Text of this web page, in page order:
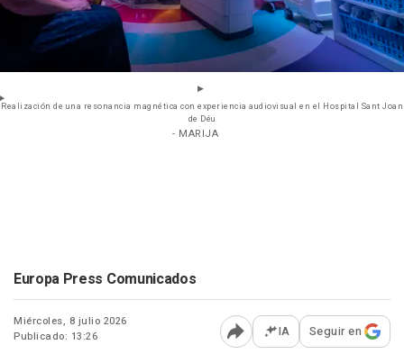
Realización de una resonancia magnética con experiencia audiovisual en el Hospital Sant Joan
de Déu
- MARIJA
Europa Press Comunicados
Miércoles, 8 julio 2026
Publicado: 13:26
Abrir opciones para
IA Seguir en